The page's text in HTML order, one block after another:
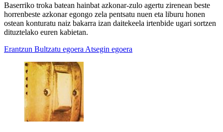
Baserriko troka batean hainbat azkonar-zulo agertu zirenean beste
horrenbeste azkonar egongo zela pentsatu nuen eta liburu honen
ostean konturatu naiz bakarra izan daitekeela irtenbide ugari sortzen
dituztelako euren kabietan.
Erantzun Bultzatu egoera Atsegin egoera